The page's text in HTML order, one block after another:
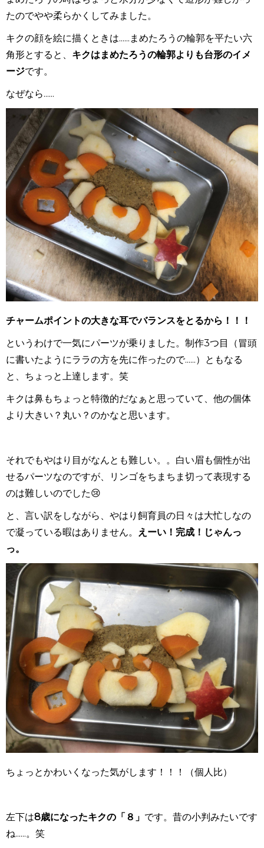
たのでやや柔らかくしてみました。
キクの顔を絵に描くときは......まめたろうの輪郭を平たい六
角形とすると、 キクはまめたろうの輪郭よりも台形のイメ
ージです。
なぜなら......
チャームポイントの大きな耳でバランスをとるから！！！
というわけで一気にパーツが乗りました。制作3つ目（冒頭
に書いたようにララの方を先に作ったので......）ともなる
と、ちょっと上達します。笑
キクは鼻もちょっと特徴的だなぁと思っていて、他の個体
より大きい？丸い？のかなと思います。
それでもやはり目がなんとも難しい。。白い眉も個性が出
せるパーツなのですが、リンゴをちまちま切って表現する
のは難しいのでした😢
と、言い訳をしながら、やはり飼育員の日々は大忙しなの
で凝っている暇はありません。
えーい！完成！じゃんっ
っ。
ちょっとかわいくなった気がします！！！（個人比）
左下は8歳になったキクの「８」 です。昔の小判みたいです
ね......。笑